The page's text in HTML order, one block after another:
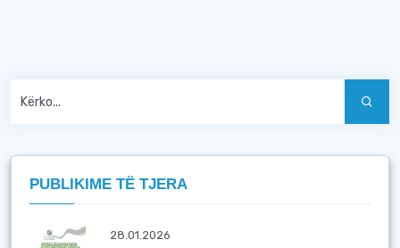
PUBLIKIME TË TJERA
28.01.2026